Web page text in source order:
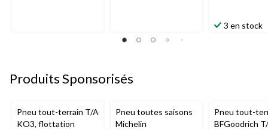
3 en stock
Produits Sponsorisés
Pneu tout-terrain T/A
KO3, flottation
Pneu toutes saisons
Michelin
Pneu tout-
BFGoodrich